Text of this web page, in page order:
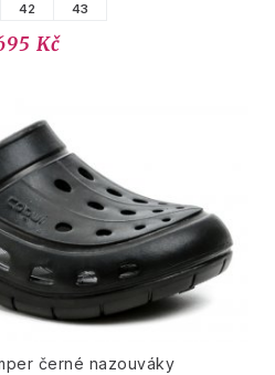
42 43
Kč
černé nazouváky